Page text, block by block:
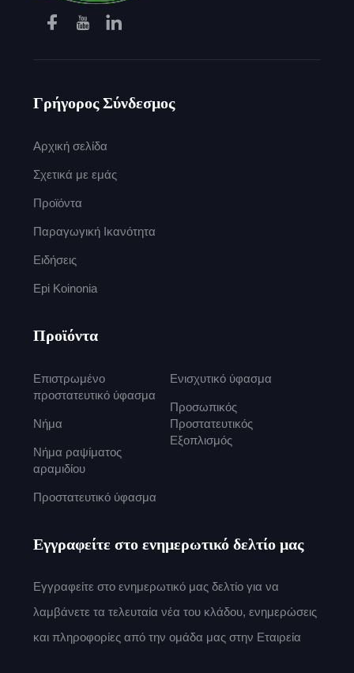
Γρήγορος Σύνδεσμος
Αρχική σελίδα
Σχετικά με εμάς
Προϊόντα
Παραγωγική Ικανότητα
Ειδήσεις
Epi Koinonia
Προϊόντα
Επιστρωμένο
προστατευτικό ύφασμα
Νήμα
Νήμα ραψίματος
αραμιδίου
Προστατευτικό ύφασμα
Ενισχυτικό ύφασμα
Προσωπικός
Προστατευτικός
Εξοπλισμός
Εγγραφείτε στο ενημερωτικό δελτίο μας
Εγγραφείτε στο ενημερωτικό μας δελτίο για να
λαμβάνετε τα τελευταία νέα του κλάδου, ενημερώσεις
και πληροφορίες από την ομάδα μας στην Εταιρεία